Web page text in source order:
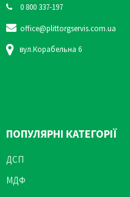
0 800 337-197
office@plittorgservis.com.ua
вул.Корабельна 6
ПОПУЛЯРНІ КАТЕГОРІЇ
ДСП
МДФ